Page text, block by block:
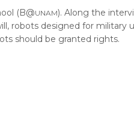
(B@unam). Along the
robots designed for military
should be granted rights.